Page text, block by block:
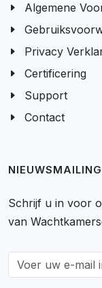
Algemene
Privacy
Certificering
Support
Contact
NIEUWSMAILING
Schrijf u in voor
van